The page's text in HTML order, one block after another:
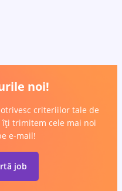
noi!
criteriilor tale de
îți trimitem cele mai noi
e-mail!
job